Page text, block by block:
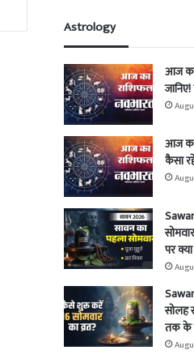
Astrology
आज
आज
कैसा
पर
सोलह
तक के